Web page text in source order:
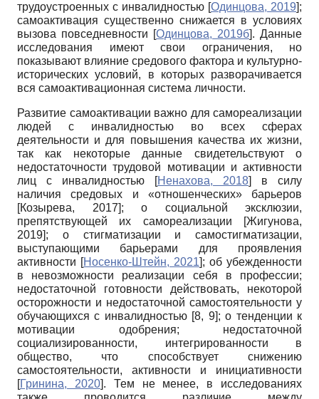
трудоустроенных с инвалидностью [Одинцова, 2019];
самоактивация существенно снижается в условиях
вызова повседневности [Одинцова, 2019б]. Данные
исследования имеют свои ограничения, но
показывают влияние средового фактора и культурно-
исторических условий, в которых разворачивается
вся самоактивационная система личности.
Развитие самоактивации важно для самореализации
людей с инвалидностью во всех сферах
деятельности и для повышения качества их жизни,
так как некоторые данные свидетельствуют о
недостаточности трудовой мотивации и активности
лиц с инвалидностью
[Ненахова, 2018]
в силу
наличия средовых и «отношенческих» барьеров
[Козырева, 2017]; о социальной эксклюзии,
препятствующей их самореализации
[Жигунова,
2019]; о стигматизации и самостигматизации,
выступающими барьерами для проявления
активности [Носенко-Штейн, 2021]; об убежденности
в невозможности реализации себя в профессии;
недостаточной готовности действовать, некоторой
осторожности и недостаточной самостоятельности у
обучающихся с инвалидностью [8, 9]; о тенденции к
мотивации одобрения; недостаточной
социализированности, интегрированности в
общество, что способствует снижению
самостоятельности, активности и инициативности
[Гринина, 2020]. Тем не менее, в исследованиях